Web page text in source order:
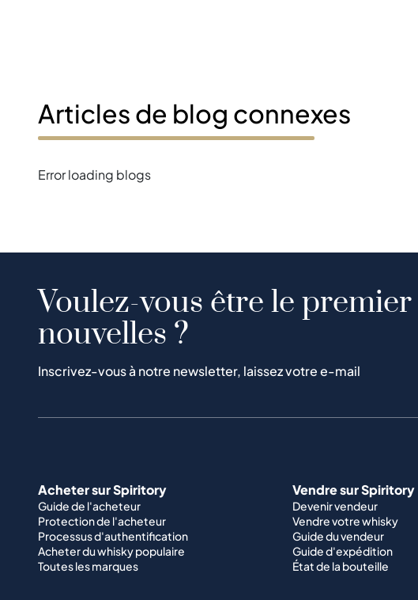
Articles de blog connexes
Error loading blogs
Voulez-vous être le
nouvelles ?
Inscrivez-vous à notre newsletter, laissez votre e-mail
Acheter sur Spiritory
Guide de l'acheteur
Protection de l'acheteur
Processus d'authentification
Acheter du whisky populaire
Toutes les marques
Vendre sur Spiritory
Devenir vendeur
Vendre votre whisky
Guide du vendeur
Guide d'expédition
État de la bouteille